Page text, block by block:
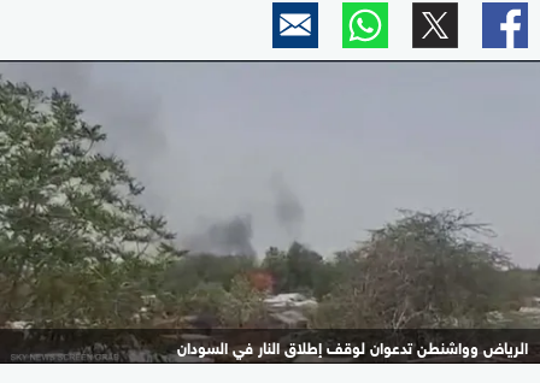
الرياض وواشنطن تدعوان لوقف إطلاق النار في السودان